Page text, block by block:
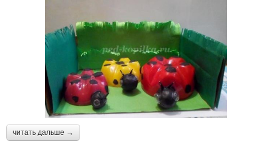
читать дальше →